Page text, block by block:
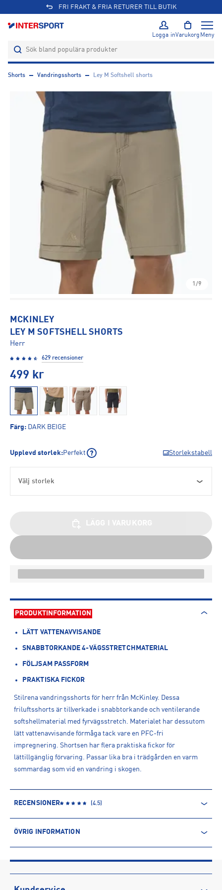
FRI FRAKT & FRIA RETURER TILL BUTIK
Logga inVarukorg Meny
Shorts Vandringsshorts Ley M Softshell shorts
1/9
MCKINLEY
LEY M SOFTSHELL SHORTS
Herr
629 recensioner
499 kr
Färg: DARK BEIGE
Upplevd storlek:Perfekt Storlekstabell
Välj storlek
PRODUKTINFORMATION
LÄTT VATTENAVVISANDE
SNABBTORKANDE 4-VÄGSSTRETCHMATERIAL
FÖLJSAM PASSFORM
PRAKTISKA FICKOR
Stilrena vandringsshorts för herr från McKinley. Dessa
friluftsshorts är tillverkade i snabbtorkande och ventilerande
softshellmaterial med fyrvägsstretch. Materialet har dessutom
lätt vattenavvisande förmåga tack vare en PFC-fri
impregnering. Shortsen har flera praktiska fickor för
lättillgänglig förvaring. Passar lika bra i trädgården en varm
sommardag som vid en vandring i skogen.
RECENSIONER (4.5)
ÖVRIG INFORMATION
Produktnummer: 1462293
Leverantörens produktnummer: 1462293
Artikelnummer: 146229311-DARK BEIGE